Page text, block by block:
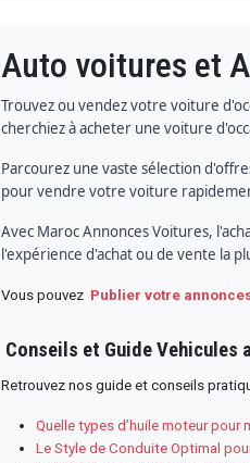
Auto voitures et
Trouvez ou vendez votre voiture
cherchiez à acheter une voiture
Parcourez une vaste sélection
pour vendre votre voiture
Avec Maroc Annonces Voitures,
l'expérience d'achat ou de vente la
Vous pouvez Publier votre
Conseils et Guide Vehicules
Retrouvez nos guide et conseils
Quelle types d’huile moteur pour
Le Style de Conduite Optimal